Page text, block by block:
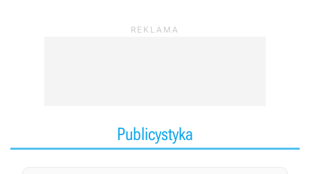
Games i EA Phenomic).
Publicystyka